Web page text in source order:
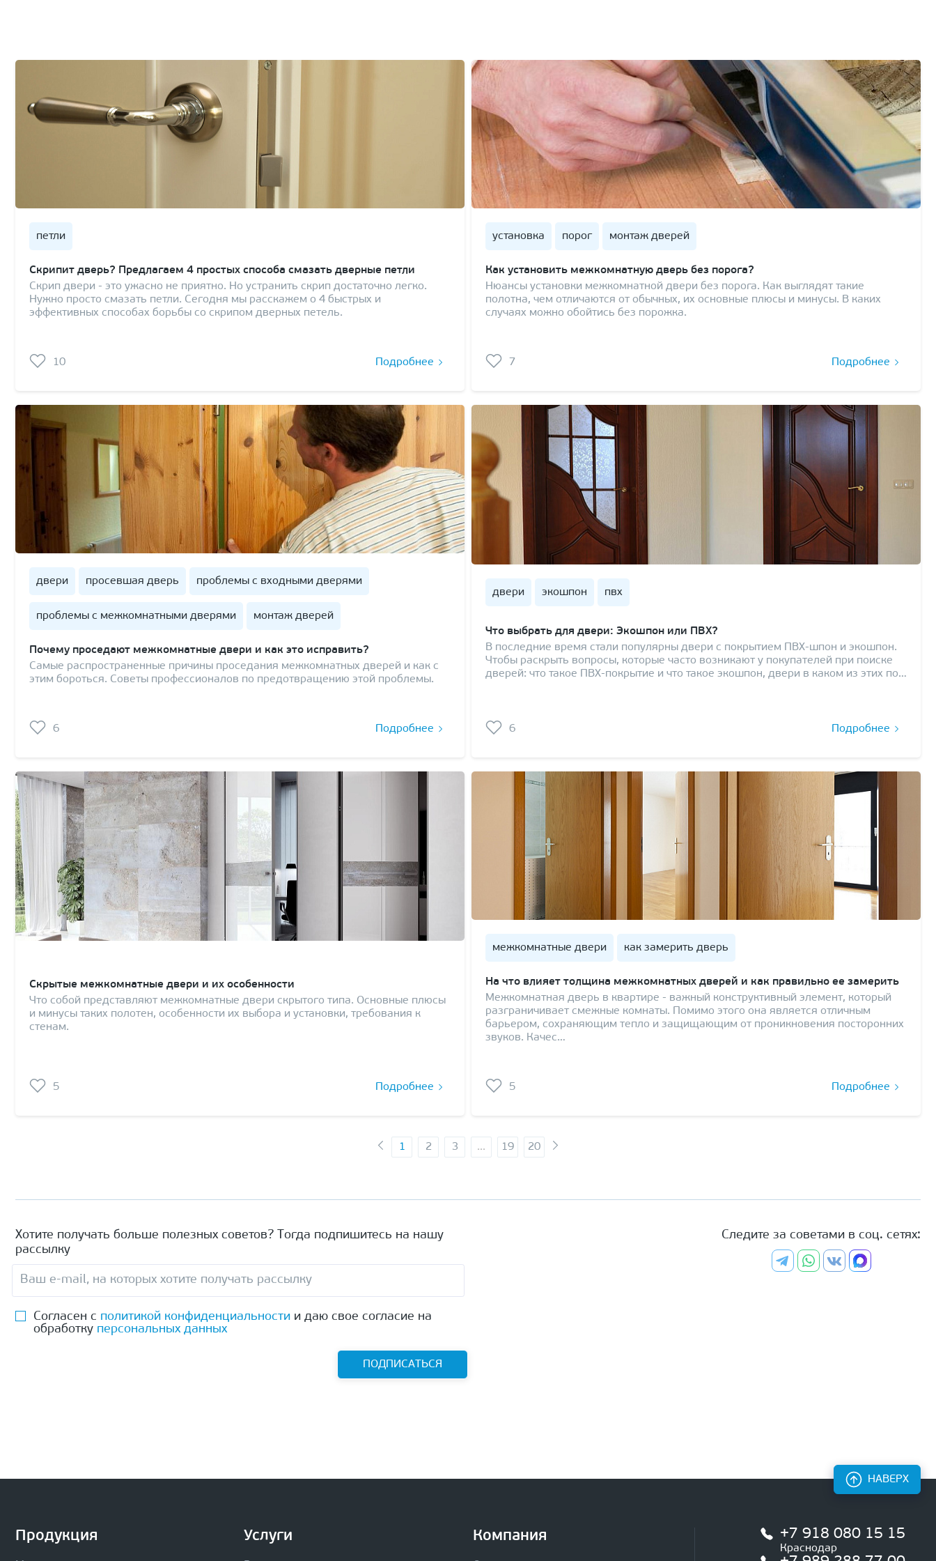
петли
Скрипит дверь? Предлагаем 4 простых способа смазать дверные петли
Скрип двери - это ужасно не приятно. Но устранить скрип достаточно легко.
Нужно просто смазать петли. Сегодня мы расскажем о 4 быстрых и
эффективных способах борьбы со скрипом дверных петель.
10 Подробнее
установка порог монтаж дверей
Как установить межкомнатную дверь без порога?
Нюансы установки межкомнатной двери без порога. Как выглядят такие
полотна, чем отличаются от обычных, их основные плюсы и минусы. В каких
случаях можно обойтись без порожка.
7 Подробнее
двери просевшая дверь проблемы с входными дверями
проблемы с межкомнатными дверями монтаж дверей
Почему проседают межкомнатные двери и как это исправить?
Самые распространенные причины проседания межкомнатных дверей и как с
этим бороться. Советы профессионалов по предотвращению этой проблемы.
6 Подробнее
двери экошпон пвх
Что выбрать для двери: Экошпон или ПВХ?
В последние время стали популярны двери с покрытием ПВХ-шпон и экошпон.
Чтобы раскрыть вопросы, которые часто возникают у покупателей при поиске
дверей: что такое ПВХ-покрытие и что такое экошпон, двери в каком из этих по…
6 Подробнее
Скрытые межкомнатные двери и их особенности
Что собой представляют межкомнатные двери скрытого типа. Основные плюсы
и минусы таких полотен, особенности их выбора и установки, требования к
стенам.
5 Подробнее
межкомнатные двери как замерить дверь
На что влияет толщина межкомнатных дверей и как правильно ее замерить
Межкомнатная дверь в квартире - важный конструктивный элемент, который
разграничивает смежные комнаты. Помимо этого она является отличным
барьером, сохраняющим тепло и защищающим от проникновения посторонних
звуков. Качес…
5 Подробнее
1 2 3 ... 19 20
Хотите получать больше полезных советов? Тогда подпишитесь на нашу
рассылку
Согласен с политикой конфиденциальности и даю свое согласие на
обработку персональных данных
ПОДПИСАТЬСЯ
Следите за советами в соц. сетях:
Продукция Услуги Компания +7 918 080 15 15
Краснодар
НАВЕРХ